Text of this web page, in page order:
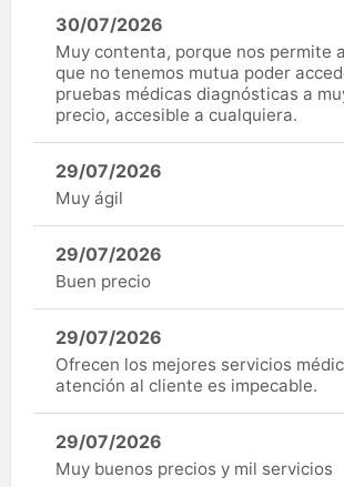
30/07/2026
Muy contenta, porque nos permite
que no tenemos mutua poder
pruebas médicas diagnósticas a
precio, accesible a cualquiera.
29/07/2026
Muy ágil
29/07/2026
Buen precio
29/07/2026
Ofrecen los mejores servicios
atención al cliente es impecable.
29/07/2026
Muy buenos precios y mil servicios